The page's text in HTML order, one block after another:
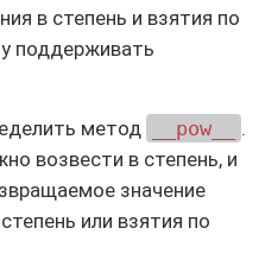
в степень и взятия по
поддерживать
метод __pow__
.
возвести в степень, и
значение
или взятия по